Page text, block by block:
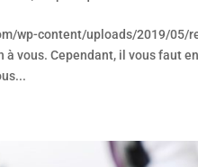
wp-content/uploads/2019/05/
à vous. Cependant, il vous faut